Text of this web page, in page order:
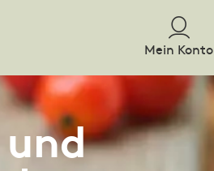
Mein Konto
und